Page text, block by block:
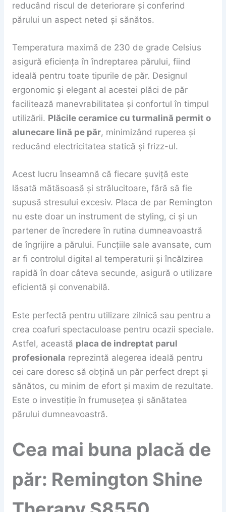
reducând riscul de deteriorare și conferind
părului un aspect neted și sănătos.
Temperatura maximă de 230 de grade Celsius
asigură eficiența în îndreptarea părului, fiind
ideală pentru toate tipurile de păr. Designul
ergonomic și elegant al acestei plăci de păr
facilitează manevrabilitatea și confortul în timpul
utilizării. Plăcile ceramice cu turmalină permit o
alunecare lină pe păr, minimizând ruperea și
reducând electricitatea statică și frizz-ul.
Acest lucru înseamnă că fiecare șuviță este
lăsată mătăsoasă și strălucitoare, fără să fie
supusă stresului excesiv. Placa de par Remington
nu este doar un instrument de styling, ci și un
partener de încredere în rutina dumneavoastră
de îngrijire a părului. Funcțiile sale avansate, cum
ar fi controlul digital al temperaturii și încălzirea
rapidă în doar câteva secunde, asigură o utilizare
eficientă și convenabilă.
Este perfectă pentru utilizare zilnică sau pentru a
crea coafuri spectaculoase pentru ocazii speciale.
Astfel, această placa de indreptat parul
profesionala reprezintă alegerea ideală pentru
cei care doresc să obțină un păr perfect drept și
sănătos, cu minim de efort și maxim de rezultate.
Este o investiție în frumusețea și sănătatea
părului dumneavoastră.
Cea mai buna placă de
păr: Remington Shine